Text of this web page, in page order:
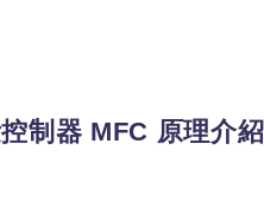
制器 MFC 原理介紹